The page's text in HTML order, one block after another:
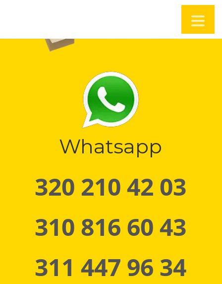
Whatsapp
320 210 42 03
310 816 60 43
311 447 96 34